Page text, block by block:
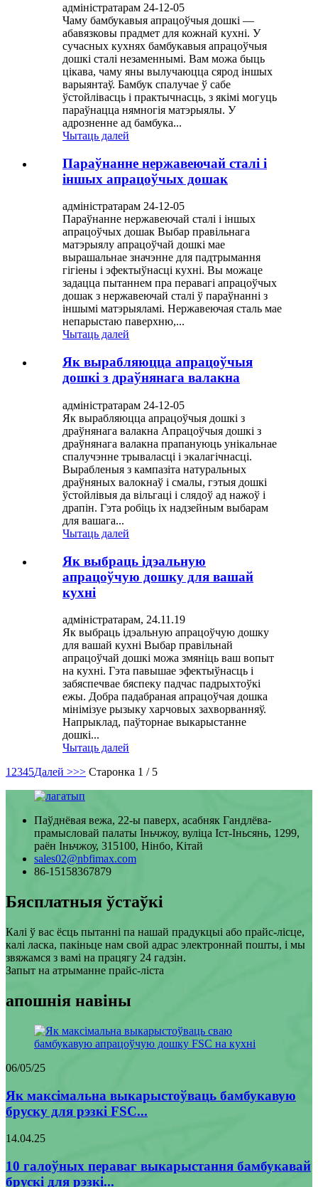
адміністратарам 24-12-05
Чаму бамбукавыя апрацоўчыя дошкі —
абавязковы прадмет для кожнай кухні. У
сучасных кухнях бамбукавыя апрацоўчыя
дошкі сталі незаменнымі. Вам можа быць
цікава, чаму яны вылучаюцца сярод іншых
варыянтаў. Бамбук спалучае ў сабе
ўстойлівасць і практычнасць, з якімі могуць
параўнацца нямногія матэрыялы. У
адрозненне ад бамбука...
Чытаць далей
Параўнанне нержавеючай сталі і
іншых апрацоўчых дошак
адміністратарам 24-12-05
Параўнанне нержавеючай сталі і іншых
апрацоўчых дошак Выбар правільнага
матэрыялу апрацоўчай дошкі мае
вырашальнае значэнне для падтрымання
гігіены і эфектыўнасці кухні. Вы можаце
задацца пытаннем пра перавагі апрацоўчых
дошак з нержавеючай сталі ў параўнанні з
іншымі матэрыяламі. Нержавеючая сталь мае
непарыстаю паверхню,...
Чытаць далей
Як вырабляюцца апрацоўчыя
дошкі з драўнянага валакна
адміністратарам 24-12-05
Як вырабляюцца апрацоўчыя дошкі з
драўнянага валакна Апрацоўчыя дошкі з
драўнянага валакна прапануюць унікальнае
спалучэнне трываласці і экалагічнасці.
Вырабленыя з кампазіта натуральных
драўняных валокнаў і смалы, гэтыя дошкі
ўстойлівыя да вільгаці і слядоў ад нажоў і
драпін. Гэта робіць іх надзейным выбарам
для вашага...
Чытаць далей
Як выбраць ідэальную
апрацоўчую дошку для вашай
кухні
адміністратарам, 24.11.19
Як выбраць ідэальную апрацоўчую дошку
для вашай кухні Выбар правільнай
апрацоўчай дошкі можа змяніць ваш вопыт
на кухні. Гэта павышае эфектыўнасць і
забяспечвае бяспеку падчас падрыхтоўкі
ежы. Добра падабраная апрацоўчая дошка
мінімізуе рызыку харчовых захворванняў.
Напрыклад, паўторнае выкарыстанне
дошкі...
Чытаць далей
1 2345Далей >>> Старонка 1 / 5
Паўднёвая вежа, 22-ы паверх, асабняк Гандлёва-
прамысловай палаты Іньчжоу, вуліца Іст-Іньсянь, 1299,
раён Іньчжоу, 315100, Нінбо, Кітай
sales02@nbfimax.com
86-15158367879
Бясплатныя ўстаўкі
Калі ў вас ёсць пытанні па нашай прадукцыі або прайс-лісце,
калі ласка, пакіньце нам свой адрас электроннай пошты, і мы
звяжамся з вамі на працягу 24 гадзін.
Запыт на атрыманне прайс-ліста
апошнія навіны
06/05/25
Як максімальна выкарыстоўваць бамбукавую
бруску для рэзкі FSC...
14.04.25
10 галоўных пераваг выкарыстання бамбукавай
брускі для рэзкі...